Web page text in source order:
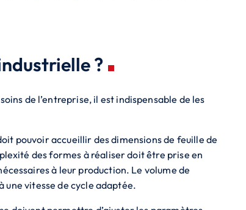
?
de l’entreprise, il est indispensable de les
pouvoir accueillir des dimensions de feuille de
des formes à réaliser doit être prise en
à leur production. Le volume de
une vitesse de cycle adaptée.